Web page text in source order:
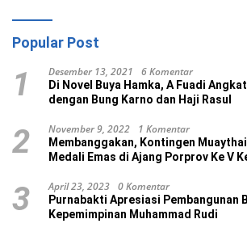
Popular Post
1 Desember 13, 2021 6 Komentar
Di Novel Buya Hamka, A Fuadi
dengan Bung Karno dan Haji Rasul
2 November 9, 2022 1 Komentar
Membanggakan, Kontingen
Medali Emas di Ajang Porprov Ke V
3 April 23, 2023 0 Komentar
Purnabakti Apresiasi Pembangunan
Kepemimpinan Muhammad Rudi